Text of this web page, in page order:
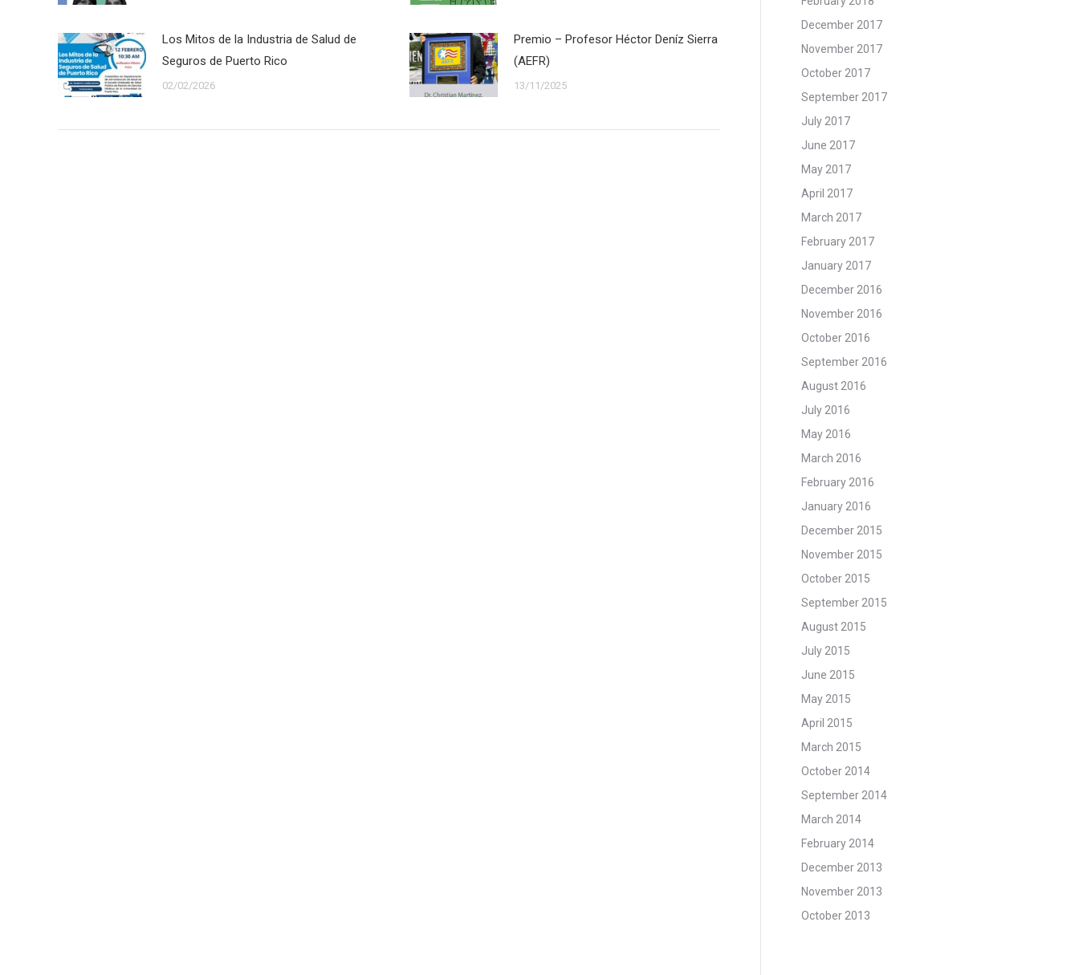
Los Mitos de la Industria de Salud de
Seguros de Puerto Rico
02/02/2026
Premio – Profesor Héctor Deníz Sierra
(AEFR)
13/11/2025
December 2017
November 2017
October 2017
September 2017
July 2017
June 2017
May 2017
April 2017
March 2017
February 2017
January 2017
December 2016
November 2016
October 2016
September 2016
August 2016
July 2016
May 2016
March 2016
February 2016
January 2016
December 2015
November 2015
October 2015
September 2015
August 2015
July 2015
June 2015
May 2015
April 2015
March 2015
October 2014
September 2014
March 2014
February 2014
December 2013
November 2013
October 2013